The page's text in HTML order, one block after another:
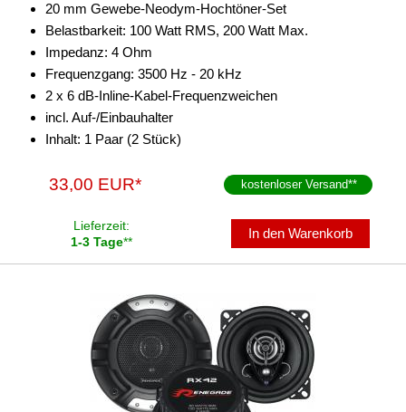
Renegade
Rockford Fosgate
Stinger
KfZ-spezifisch
Navigationssoftware
Navigationssysteme
Rückfahrsysteme
Soundprozessoren
20 mm Gewebe-Neodym-Hochtöner-Set
Belastbarkeit: 100 Watt RMS, 200 Watt Max.
Impedanz: 4 Ohm
Frequenzgang: 3500 Hz - 20 kHz
2 x 6 dB-Inline-Kabel-Frequenzweichen
incl. Auf-/Einbauhalter
Inhalt: 1 Paar (2 Stück)
33,00 EUR* kostenloser Versand**
Lieferzeit:
1-3 Tage**
In den Warenkorb